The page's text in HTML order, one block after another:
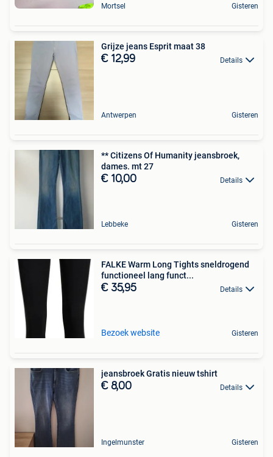
Mortsel Gisteren
Grijze jeans Esprit maat 38
€ 12,99 Details
Antwerpen Gisteren
** Citizens Of Humanity jeansbroek,
dames. mt 27
€ 10,00 Details
Lebbeke Gisteren
FALKE Warm Long Tights sneldrogend
functioneel lang funct...
€ 35,95 Details
Bezoek website Gisteren
jeansbroek Gratis nieuw tshirt
€ 8,00 Details
Ingelmunster Gisteren